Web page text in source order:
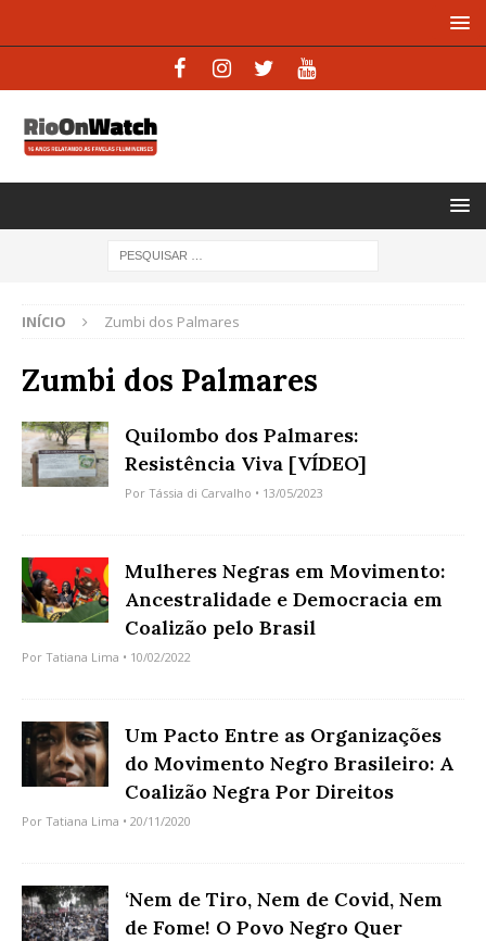
INÍCIO Zumbi dos Palmares
Zumbi dos Palmares
Quilombo dos Palmares:
Resistência Viva [VÍDEO]
Por Tássia di Carvalho • 13/05/2023
Mulheres Negras em Movimento:
Ancestralidade e Democracia em
Coalizão pelo Brasil
Por Tatiana Lima • 10/02/2022
Um Pacto Entre as Organizações
do Movimento Negro Brasileiro: A
Coalizão Negra Por Direitos
Por Tatiana Lima • 20/11/2020
‘Nem de Tiro, Nem de Covid, Nem
de Fome! O Povo Negro Quer